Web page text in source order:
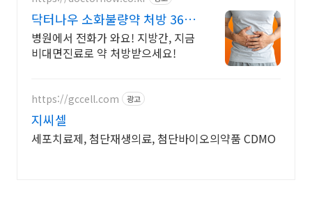
닥터나우 소화불량약 처방 365
일 24시간 진료가능
병원에서 전화가 와요! 지방간, 지금
비대면진료로 약 처방받으세요!
https://gccell.com 광고
지씨셀
세포치료제, 첨단재생의료, 첨단바이오의약품 CDMO